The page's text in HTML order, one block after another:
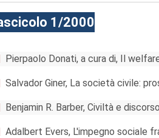
1/2000
Pierpaolo Donati, a cura di, Il
Salvador Giner, La società civile:
Benjamin R. Barber, Civiltà e
Adalbert Evers, L'impegno sociale